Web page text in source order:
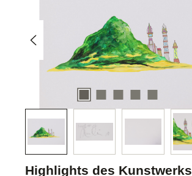
Highlights des Kunstwerks